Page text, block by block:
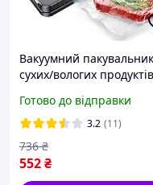
Вакуумний пакувальник
сухих/вологих
режимі Sous Vide +
Паковальні мішки
Готово до відправки
3.2 (11)
552₴
736 ₴